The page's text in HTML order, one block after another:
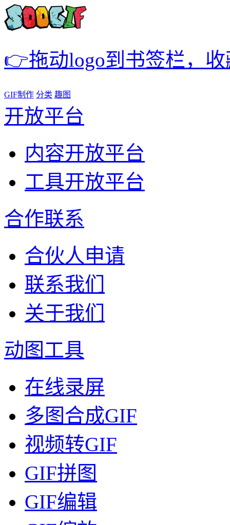
👉拖动logo到书签栏，
GIF制作 分类 趣图
开放平台
内容开放平台
工具开放平台
合作联系
合伙人申请
联系我们
关于我们
动图工具
在线录屏
多图合成GIF
视频转GIF
GIF拼图
GIF编辑